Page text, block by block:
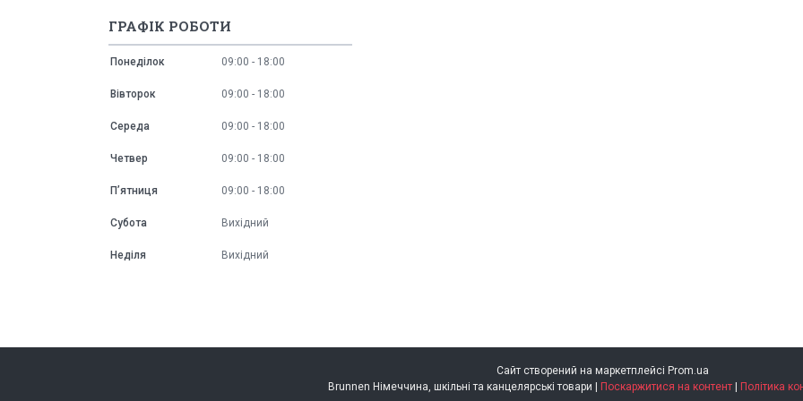
ГРАФІК РОБОТИ
Понеділок 09:00 18:00
Вівторок 09:00 18:00
Середа 09:00 18:00
Четвер 09:00 18:00
Пʼятниця 09:00 18:00
Субота Вихідний
Неділя Вихідний
Сайт створений на маркетплейсі Prom.ua
Поскаржитися на контент Політика